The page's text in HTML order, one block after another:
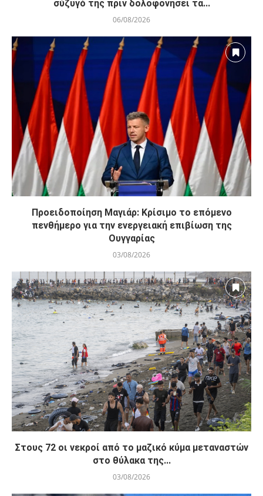
σύζυγό της πριν δολοφονήσει τα...
06/08/2026
Προειδοποίηση Μαγιάρ: Κρίσιμο το επόμενο
πενθήμερο για την ενεργειακή επιβίωση της
Ουγγαρίας
03/08/2026
Στους 72 οι νεκροί από το μαζικό κύμα μεταναστών
στο θύλακα της...
03/08/2026